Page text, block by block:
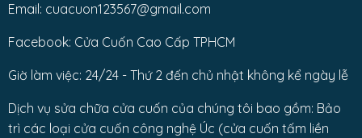
Email: cuacuon123567@gmail.com
Facebook: Cửa Cuốn Cao Cấp TPHCM
Giờ làm việc: 24/24 - Thứ 2 đến chủ nhật không kể ngày lễ
Dịch vụ sửa chữa cửa cuốn của chúng tôi bao gồm: Bảo
trì các loại cửa cuốn công nghệ Úc (cửa cuốn tấm liền